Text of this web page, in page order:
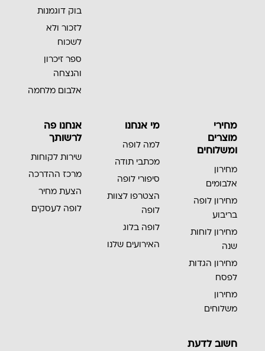
בוק דוגמנות
לזכור ולא
לשכוח
ספר זיכרון
והנצחה
אלבום מלחמה
מחירי
מוצרים
ומשלוחים
מחירון
אלבומים
מחירון לופה
בריבוע
מחירון לוחות
שנה
מחירון הגדות
לפסח
מחירון
משלוחים
מי אנחנו
למה לופה
מכתבי תודה
סיפורי לופה
הצטרפו לצוות
לופה
לופה בלוג
האירועים שלנו
אנחנו פה
לרשותך
שירות לקוחות
מרכז ההדרכה
הצעת מחיר
לופה לעסקים
חשוב לדעת